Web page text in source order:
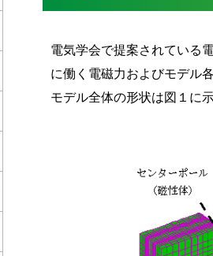
電気学会で提案されている
に働く電磁力およびモデル
モデル全体の形状は図１に